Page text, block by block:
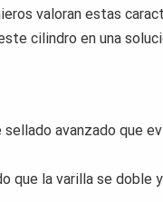
valoran estas
cilindro en una
avanzado que
que la varilla se doble